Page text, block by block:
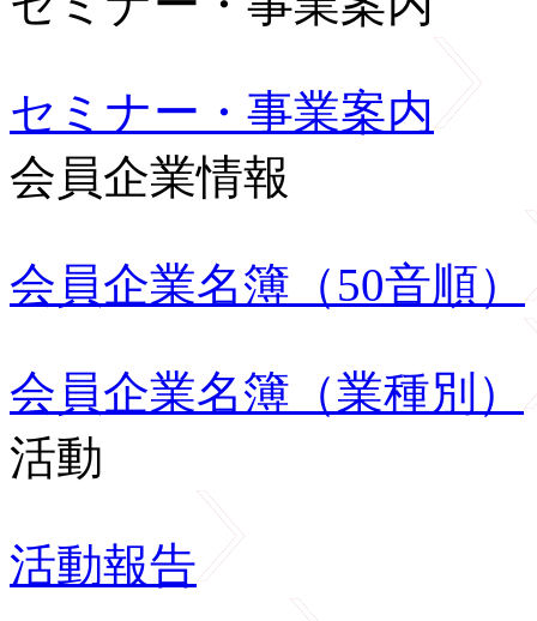
セミナー・事業案内
会員企業情報
会員企業名簿（50音順）
会員企業名簿（業種別）
活動
活動報告